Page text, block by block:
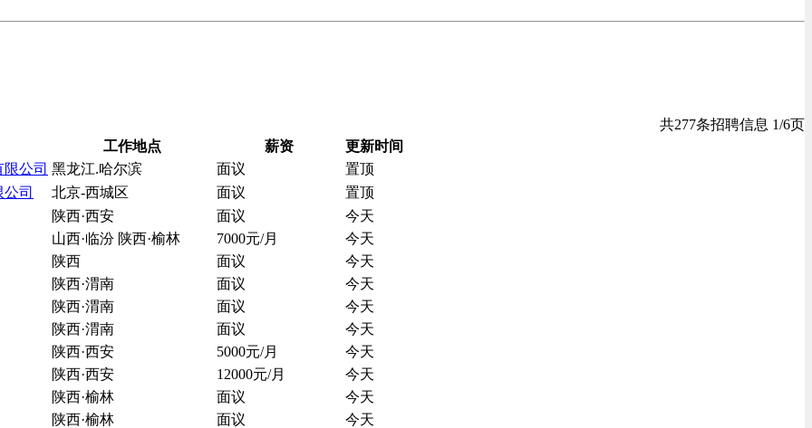
共277条招聘信息 1/6页
工作地点 薪资
更新时间
公司 黑龙江.哈尔滨 面议
置顶
司 北京-西城区 面议
置顶
陕西·西安
面议
今天
山西·临汾 陕西·榆林
7000元/月
今天
陕西
面议
今天
陕西·渭南
面议
今天
陕西·渭南
面议
今天
陕西·渭南
面议
今天
陕西·西安
5000元/月
今天
陕西·西安
12000元/月
今天
陕西·榆林
面议
今天
陕西·榆林
面议
今天